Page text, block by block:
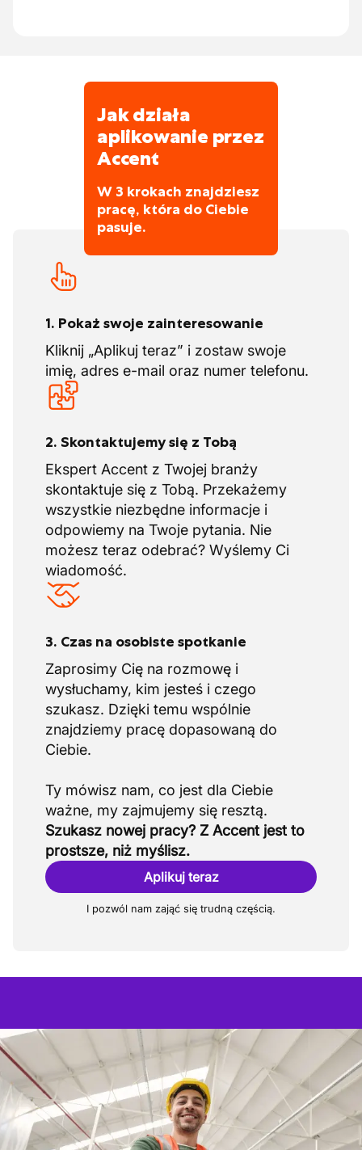
Jak działa
aplikowanie przez
Accent
W 3 krokach znajdziesz
pracę, która do Ciebie
pasuje.
1. Pokaż swoje zainteresowanie
Kliknij „Aplikuj teraz” i zostaw swoje
imię, adres e-mail oraz numer telefonu.
2. Skontaktujemy się z Tobą
Ekspert Accent z Twojej branży
skontaktuje się z Tobą. Przekażemy
wszystkie niezbędne informacje i
odpowiemy na Twoje pytania. Nie
możesz teraz odebrać? Wyślemy Ci
wiadomość.
3. Czas na osobiste spotkanie
Zaprosimy Cię na rozmowę i
wysłuchamy, kim jesteś i czego
szukasz. Dzięki temu wspólnie
znajdziemy pracę dopasowaną do
Ciebie.
Ty mówisz nam, co jest dla Ciebie
Szukasz nowej pracy? Z Accent jest to
prostsze, niż myślisz.
Aplikuj teraz
I pozwól nam zająć się trudną częścią.